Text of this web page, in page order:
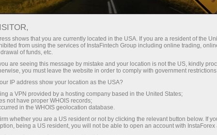
Трейдерів Торгові умови
Торгові інструменти
AUDUSD.FX
AUDUSD.fx
0.70734 (%) 10 Aug 2026 08:23
Купити
0.70734
0.70727
shows that you are currently located in the USA. If you are a resident of the
from using the services of InstaFintech Group including online trading,
of funds, etc.
are seeing this message by mistake and your location is not the US, kindly
you must leave the website in order to comply with government
IP address show your location as the USA?
a VPN provided by a hosting company based in the United States;
not have proper WHOIS records;
in the WHOIS geolocation database.
whether you are a US resident or not by clicking the relevant button below. If
being a US resident, you will not be able to open an account with InstaForex